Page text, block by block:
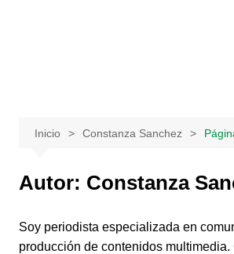
Inicio Constanza Sanchez
Autor: Constanza
Soy periodista especializada en
producción de contenidos multimedia.